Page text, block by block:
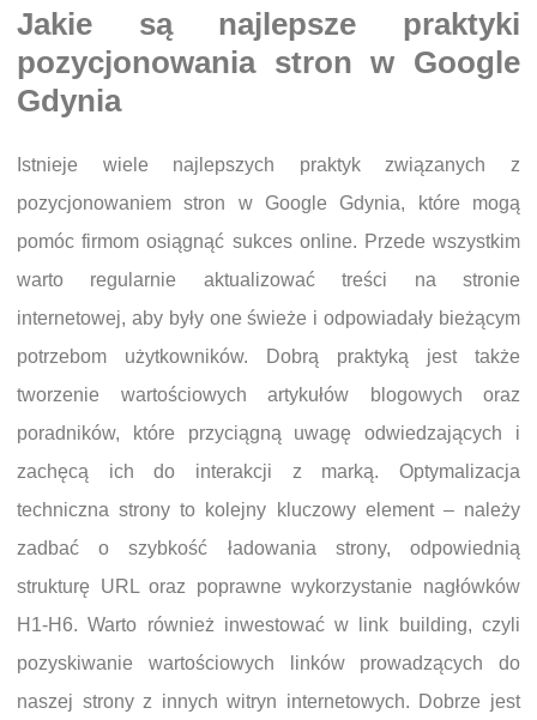
Jakie są najlepsze praktyki
pozycjonowania stron w Google
Gdynia
Istnieje wiele najlepszych praktyk związanych z
pozycjonowaniem stron w Google Gdynia, które mogą
pomóc firmom osiągnąć sukces online. Przede wszystkim
warto regularnie aktualizować treści na stronie
internetowej, aby były one świeże i odpowiadały bieżącym
potrzebom użytkowników. Dobrą praktyką jest także
tworzenie wartościowych artykułów blogowych oraz
poradników, które przyciągną uwagę odwiedzających i
zachęcą ich do interakcji z marką. Optymalizacja
techniczna strony to kolejny kluczowy element – należy
zadbać o szybkość ładowania strony, odpowiednią
strukturę URL oraz poprawne wykorzystanie nagłówków
H1-H6. Warto również inwestować w link building, czyli
pozyskiwanie wartościowych linków prowadzących do
naszej strony z innych witryn internetowych. Dobrze jest